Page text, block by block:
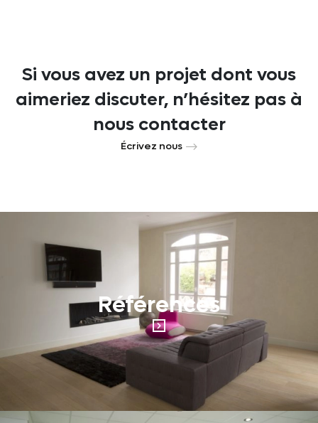
Si vous avez un projet dont vous
aimeriez discuter, n’hésitez pas à
nous contacter
Écrivez nous
Références